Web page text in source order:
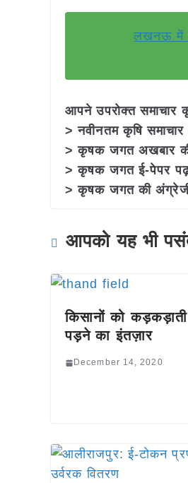
लखनऊ में
आपने उपरोक्त
> नवीनतम कृषि
> कृषक जगत अखबार
> कृषक जगत ई-पेपर
> कृषक जगत की अंग्रेजी
आपको यह भी
किसानों को
पड़ने का इंतज़ार
December 14, 2020